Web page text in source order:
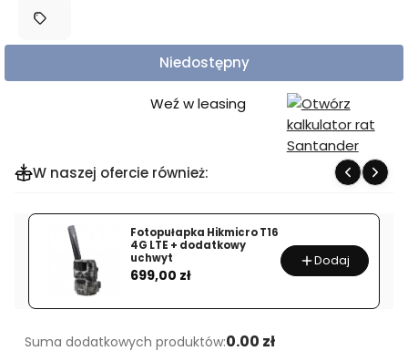
Niedostępny
Weź w leasing
W naszej ofercie również:
Fotopułapka Hikmicro T16
4G LTE + dodatkowy
uchwyt
Cena
699,00 zł
Dodaj
Suma dodatkowych produktów:0.00 zł